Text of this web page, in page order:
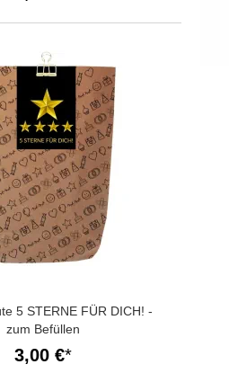
5 STERNE FÜR DICH! -
zum Befüllen
3,00 €